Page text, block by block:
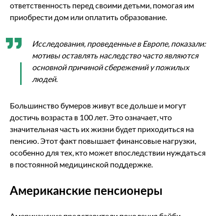
ответственность перед своими детьми, помогая им
приобрести дом или оплатить образование.
Исследования, проведенные в Европе, показали:
мотивы оставлять наследство часто являются
основной причиной сбережений у пожилых
людей.
Большинство бумеров живут все дольше и могут
достичь возраста в 100 лет. Это означает, что
значительная часть их жизни будет приходиться на
пенсию. Этот факт повышает финансовые нагрузки,
особенно для тех, кто может впоследствии нуждаться
в постоянной медицинской поддержке.
Американские пенсионеры